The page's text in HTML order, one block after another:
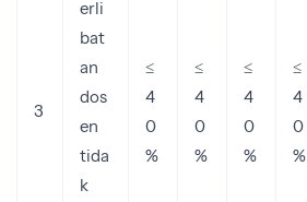
3
erli
bat
an
dos
en
tida
k
≤
4
0
%
≤
4
0
%
≤
4
0
%
≤
4
0
%